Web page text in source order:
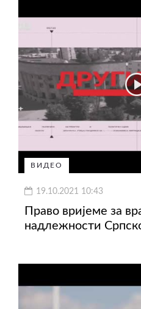
ВИДЕО
19.10.2021 10:43
Право вријеме за
надлежности